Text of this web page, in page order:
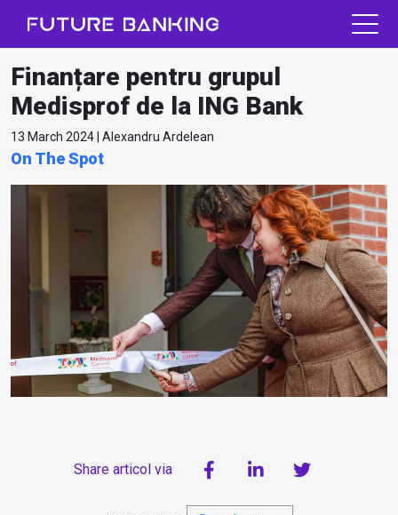
Finanțare pentru grupul
Medisprof de la ING Bank
13 March 2024 | Alexandru Ardelean
On The Spot
Share articol via